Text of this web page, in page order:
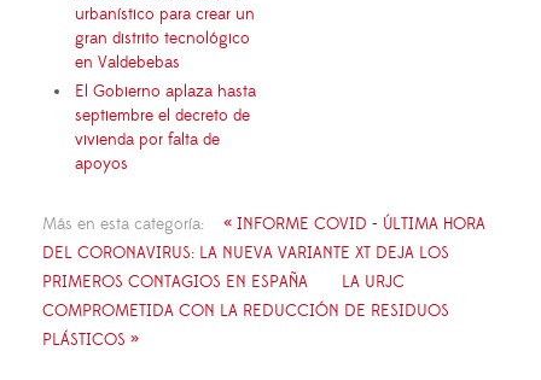
urbanístico para crear un
gran distrito tecnológico
en Valdebebas
El Gobierno aplaza hasta
septiembre el decreto de
vivienda por falta de
apoyos
Más en esta categoría:
« INFORME COVID - ÚLTIMA HORA
DEL CORONAVIRUS: LA NUEVA VARIANTE XT DEJA LOS
PRIMEROS CONTAGIOS EN ESPAÑA
LA URJC
COMPROMETIDA CON LA REDUCCIÓN DE RESIDUOS
PLÁSTICOS »